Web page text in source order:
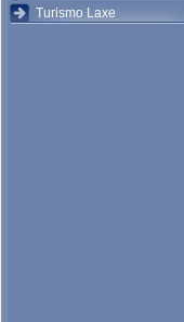
Turismo Laxe